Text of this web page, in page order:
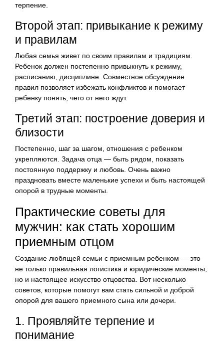
терпение.
Второй этап: привыкание к режиму
и правилам
Любая семья живет по своим правилам и традициям.
Ребенок должен постепенно привыкнуть к режиму,
расписанию, дисциплине. Совместное обсуждение
правил позволяет избежать конфликтов и помогает
ребенку понять, чего от него ждут.
Третий этап: построение доверия и
близости
Постепенно, шаг за шагом, отношения с ребенком
укрепляются. Задача отца — быть рядом, показать
постоянную поддержку и любовь. Очень важно
праздновать вместе маленькие успехи и быть настоящей
опорой в трудные моменты.
Практические советы для
мужчин: как стать хорошим
приемным отцом
Создание любящей семьи с приемным ребенком — это
не только правильная логистика и юридические моменты,
но и настоящее искусство отцовства. Вот несколько
советов, которые помогут вам стать сильной и доброй
опорой для вашего приемного сына или дочери.
1. Проявляйте терпение и
понимание